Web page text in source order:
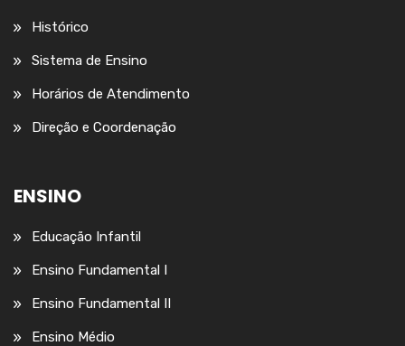
Histórico
Sistema de Ensino
Horários de Atendimento
Direção e Coordenação
ENSINO
Educação Infantil
Ensino Fundamental I
Ensino Fundamental II
Ensino Médio